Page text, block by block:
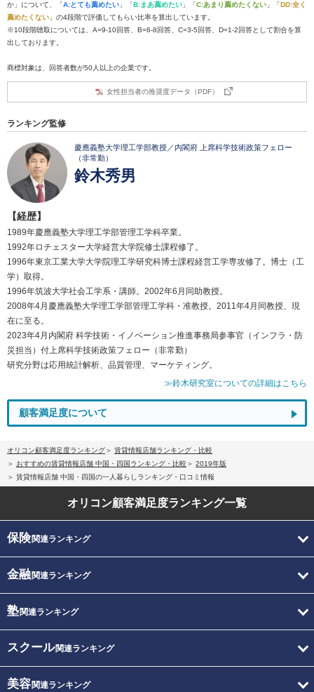
か」について、「A:とても薦めたい 」「B:まあ薦めたい 」「C:あまり薦めたくない 」「DD:全く
薦めたくない 」の4段階で評価してもらい比率を算出しています。
※10段階聴取については、A=9-10回答、B=6-8回答、C=3-5回答、D=1-2回答として割合を算
出しております。
商標対象は、回答者数が50人以上の企業です。
女性担当者の推奨度データ（PDF）
ランキング監修
慶應義塾大学理工学部教授／内閣府 上席科学技術政策フェロー
（非常勤）
鈴木秀男
【経歴】
1989年慶應義塾大学理工学部管理工学科卒業。
1992年ロチェスター大学経営大学院修士課程修了。
1996年東京工業大学大学院理工学研究科博士課程経営工学専攻修了。博士（工
学）取得。
1996年筑波大学社会工学系・講師。2002年6月同助教授。
2008年4月慶應義塾大学理工学部管理工学科・准教授。2011年4月同教授、現
在に至る。
2023年4月内閣府 科学技術・イノベーション推進事務局参事官（インフラ・防
災担当）付上席科学技術政策フェロー（非常勤）
研究分野は応用統計解析、品質管理、マーケティング。
≫鈴木研究室についての詳細はこちら
顧客満足度について
オリコン顧客満足度ランキング
賃貸情報店舗ランキング・比較
おすすめの賃貸情報店舗 中国・四国ランキング・比較
2019年版
賃貸情報店舗 中国・四国の一人暮らしランキング・口コミ情報
オリコン顧客満足度ランキング一覧
保険関連ランキング
金融関連ランキング
塾関連ランキング
スクール関連ランキング
美容関連ランキング